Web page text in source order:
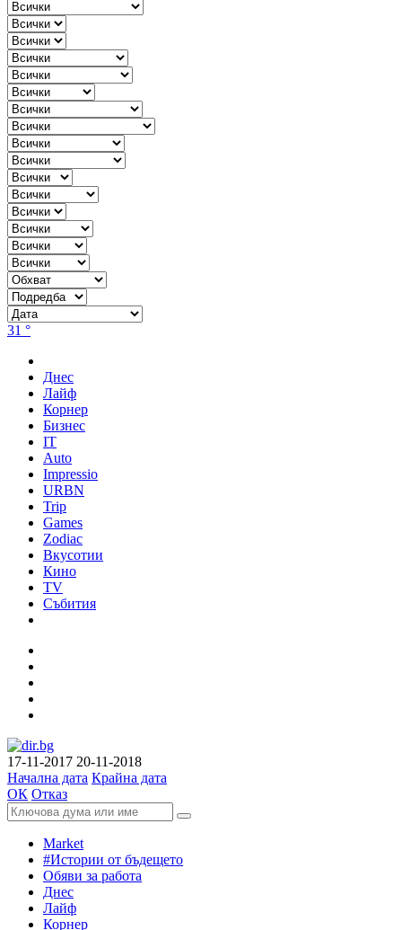
31 °
Днес
Лайф
Корнер
Бизнес
IT
Auto
Impressio
URBN
Trip
Games
Zodiac
Вкусотии
Кино
TV
Събития
17-11-2017 20-11-2018
Начална дата Крайна дата
ОК Отказ
Market
#Истории от бъдещето
Обяви за работа
Днес
Лайф
Корнер